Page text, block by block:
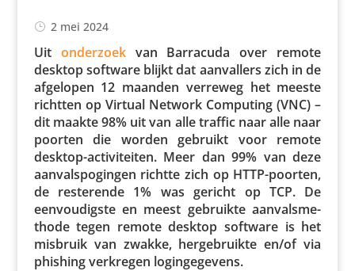
2 mei 2024
Uit onderzoekvan Barracuda over remote
desktop software blijkt dat aanval­lers zich in de
afgelopen 12 maanden verreweg het meeste
richtten op Virtual Network Computing (VNC) –
dit maakte 98% uit van alle traffic naar alle naar
poorten die worden gebruikt voor remote
desktop-acti­vi­teiten. Meer dan 99% van deze
aanvals­po­gingen richtte zich op HTTP-poorten,
de reste­rende 1% was gericht op TCP. De
eenvou­digste en meest gebruikte aanvals­me­
thode tegen remote desktop software is het
misbruik van zwakke, herge­bruikte en/​of via
phishing verkregen logingegevens.